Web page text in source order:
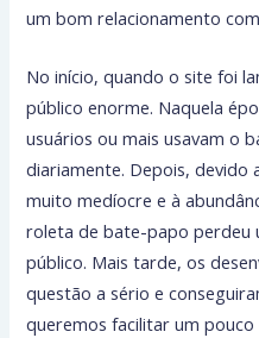
um bom relacionamento
No início, quando o site foi
público enorme. Naquela
usuários ou mais usavam o
diariamente. Depois, devido
muito medíocre e à
roleta de bate-papo perdeu
público. Mais tarde, os
questão a sério e
queremos facilitar um